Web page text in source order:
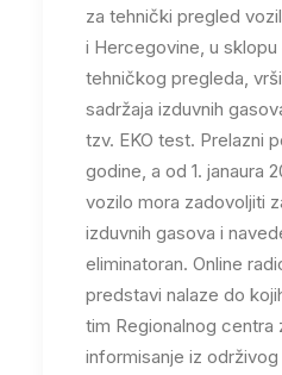
za tehnički pregled
i Hercegovine, u
tehničkog pregleda,
sadržaja izduvnih
tzv. EKO test. Prelazni
godine, a od 1. janaura
vozilo mora zadovoljiti
izduvnih gasova i
eliminatoran. Online
predstavi nalaze do
tim Regionalnog centra
informisanje iz održivog